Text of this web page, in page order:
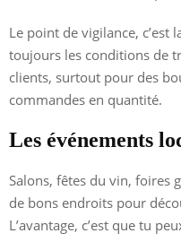
Le point de vigilance,
toujours les conditions de
clients, surtout pour des
commandes en quantité.
Les événements
Salons, fêtes du vin, foires
de bons endroits pour
L’avantage, c’est que tu